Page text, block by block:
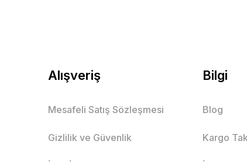
Alışveriş
Mesafeli Satış Sözleşmesi
Gizlilik ve Güvenlik
Bilgi
Blog
Kargo